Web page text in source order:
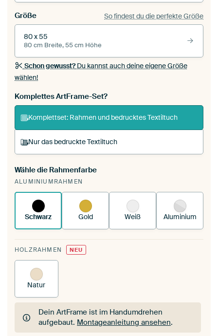
Größe So findest du die perfekte Größe
80 x 55
80 cm Breite, 55 cm Höhe
Schon gewusst?Du kannst auch deine eigene Größe
wählen!
Komplettes ArtFrame-Set?
Komplettset: Rahmen und bedrucktes Textiltuch
Nur das bedruckte Textiltuch
Du spannst einen wechselbaren Textiltuch in
deinen vorhandenen ArtFrame™.
funktioniert es.
Wähle die Rahmenfarbe
ALUMINIUMRAHMEN
Schwarz Gold Weiß Aluminium
HOLZRAHMEN NEU
Natur
Dein ArtFrame ist im Handumdrehen
aufgebaut. Montageanleitung ansehen.